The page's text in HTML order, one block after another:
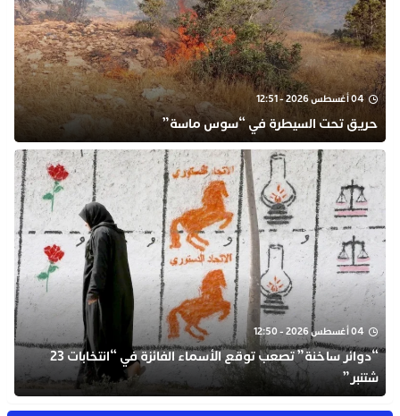
04 أغسطس 2026 - 12:51
حريق تحت السيطرة في “سوس ماسة”
04 أغسطس 2026 - 12:50
“دوائر ساخنة” تصعب توقع الأسماء الفائزة في “انتخابات 23
شتنبر”